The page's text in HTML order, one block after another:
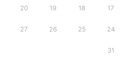
17
18
19
20
24
25
26
27
31